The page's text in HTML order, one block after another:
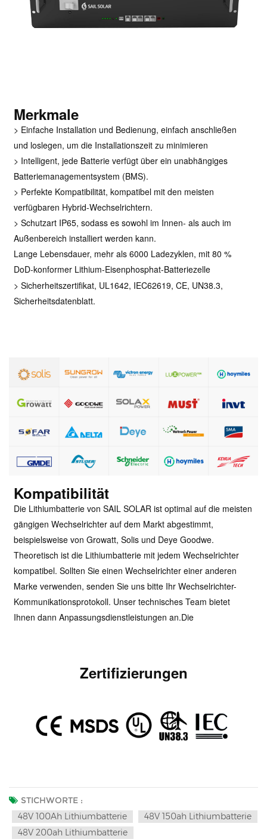
Merkmale
> Einfache Installation und Bedienung, einfach anschließen
und loslegen, um die Installationszeit zu minimieren
> Intelligent, jede Batterie verfügt über ein unabhängiges
Batteriemanagementsystem (BMS).
> Perfekte Kompatibilität, kompatibel mit den meisten
verfügbaren Hybrid-Wechselrichtern.
> Schutzart IP65, sodass es sowohl im Innen- als auch im
Außenbereich installiert werden kann.
Lange Lebensdauer, mehr als 6000 Ladezyklen, mit 80 %
DoD-konformer Lithium-Eisenphosphat-Batteriezelle
> Sicherheitszertifikat, UL1642, IEC62619, CE, UN38.3,
Sicherheitsdatenblatt.
Kompatibilität
Die Lithiumbatterie von SAIL SOLAR ist optimal auf die meisten
gängigen Wechselrichter auf dem Markt abgestimmt,
beispielsweise von Growatt, Solis und Deye Goodwe.
Theoretisch ist die Lithiumbatterie mit jedem Wechselrichter
kompatibel. Sollten Sie einen Wechselrichter einer anderen
Marke verwenden, senden Sie uns bitte Ihr Wechselrichter-
Kommunikationsprotokoll. Unser technisches Team bietet
Ihnen dann Anpassungsdienstleistungen an.Die
Zertifizierungen
STICHWORTE :
48V 100Ah Lithiumbatterie
48V 150ah Lithiumbatterie
48V 200ah Lithiumbatterie